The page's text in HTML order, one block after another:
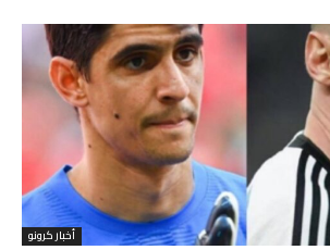
أخبار كرونو